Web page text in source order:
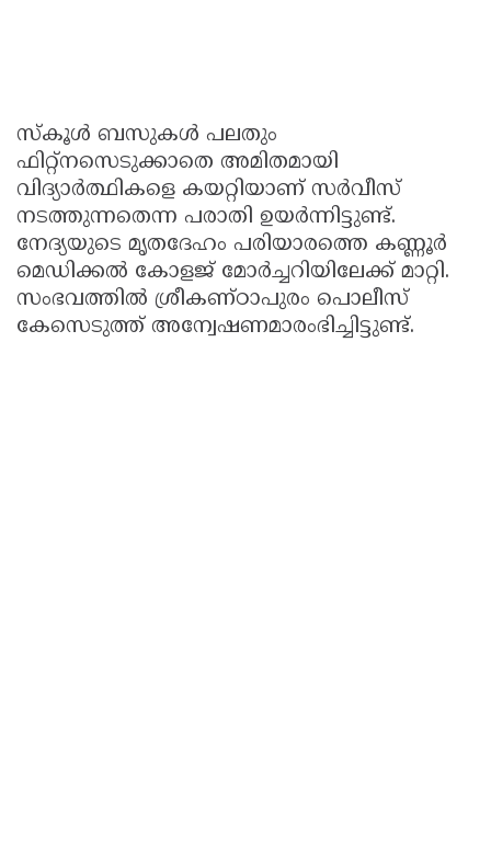
സ്കൂൾ ബസുകൾ പലതും
ഫിറ്റ്നസെടുക്കാതെ അമിതമായി
വിദ്യാർത്ഥികളെ കയറ്റിയാണ് സർവീസ്
നടത്തുന്നതെന്ന പരാതി ഉയർന്നിട്ടുണ്ട്.
നേദ്യയുടെ മൃതദേഹം പരിയാരത്തെ കണ്ണൂർ
മെഡിക്കൽ കോളജ് മോർച്ചറിയിലേക്ക് മാറ്റി.
സംഭവത്തിൽ ശ്രീകണ്ഠാപുരം പൊലീസ്
കേസെടുത്ത് അന്വേഷണമാരംഭിച്ചിട്ടുണ്ട്.